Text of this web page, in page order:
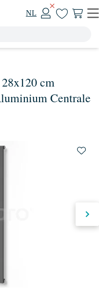
NL
cm
Centrale